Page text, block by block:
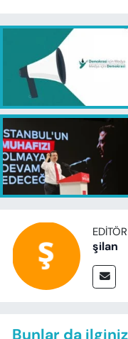
şilan
Bunlar da